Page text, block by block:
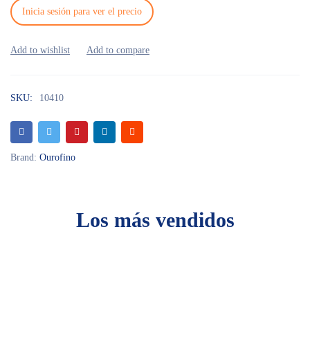
Inicia sesión para ver el precio
SKU: 10410
Brand: Ourofino
Los más vendidos